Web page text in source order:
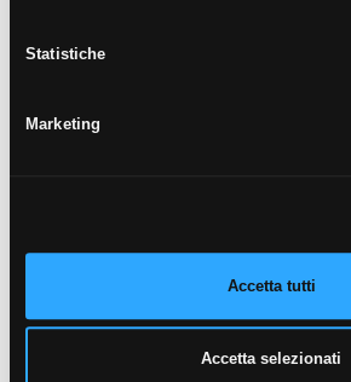
Statistiche
Marketing
Accetta tutti
Accetta selezionati